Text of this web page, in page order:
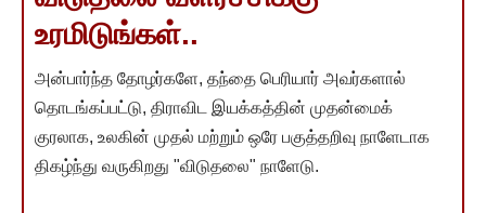
உரமிடுங்கள்..
அன்பார்ந்த தோழர்களே, தந்தை பெரியார் அவர்களால்
தொடங்கப்பட்டு, திராவிட இயக்கத்தின் முதன்மைக்
குரலாக, உலகின் முதல் மற்றும் ஒரே பகுத்தறிவு நாளேடாக
திகழ்ந்து வருகிறது "விடுதலை" நாளேடு.